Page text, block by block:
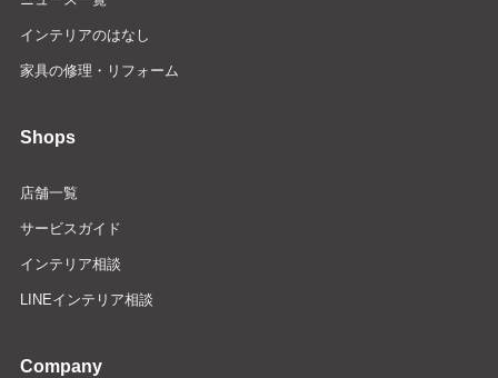
インテリアのはなし
家具の修理・リフォーム
Shops
店舗一覧
サービスガイド
インテリア相談
LINEインテリア相談
Company